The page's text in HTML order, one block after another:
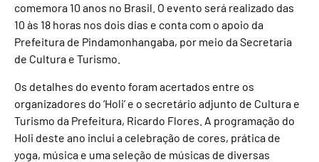
comemora 10 anos no Brasil. O evento será realizado das
10 às 18 horas nos dois dias e conta com o apoio da
Prefeitura de Pindamonhangaba, por meio da Secretaria
de Cultura e Turismo.
Os detalhes do evento foram acertados entre os
organizadores do ‘Holi’ e o secretário adjunto de Cultura e
Turismo da Prefeitura, Ricardo Flores. A programação do
Holi deste ano inclui a celebração de cores, prática de
yoga, música e uma seleção de músicas de diversas